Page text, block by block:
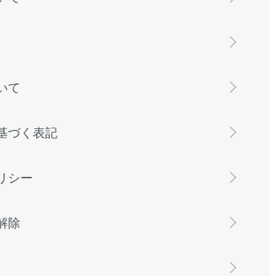
て
づく表記
シー
除